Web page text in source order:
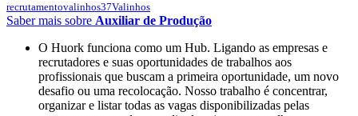
recrutamentovalinhos37Valinhos
Saber mais sobre Auxiliar de Produção
O Huork funciona como um Hub. Ligando as empresas e
recrutadores e suas oportunidades de trabalhos aos
profissionais que buscam a primeira oportunidade, um novo
desafio ou uma recolocação. Nosso trabalho é concentrar,
organizar e listar todas as vagas disponibilizadas pelas